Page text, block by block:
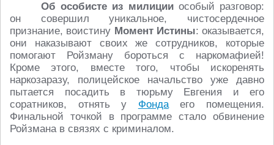
Об особисте из милицииособый разговор:
он совершил уникальное, чистосердечное
признание, воистину Момент Истины: оказывается,
они наказывают своих же сотрудников, которые
помогают Ройзману бороться с наркомафией!
Кроме этого, вместе того, чтобы искоренять
наркозаразу, полицейское начальство уже давно
пытается посадить в тюрьму Евгения и его
соратников, отнять у Фондаего помещения.
Финальной точкой в программе стало обвинение
Ройзмана в связях с криминалом.